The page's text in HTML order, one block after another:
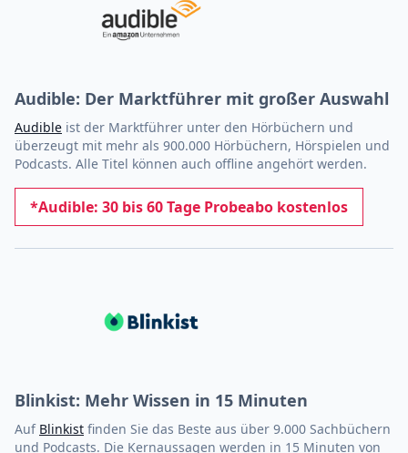
Audible: Der Marktführer mit großer Auswahl
Audible ist der Marktführer unter den Hörbüchern und
überzeugt mit mehr als 900.000 Hörbüchern, Hörspielen und
Podcasts. Alle Titel können auch offline angehört werden.
*Audible: 30 bis 60 Tage Probeabo kostenlos
Blinkist: Mehr Wissen in 15 Minuten
Auf Blinkist finden Sie das Beste aus über 9.000 Sachbüchern
und Podcasts. Die Kernaussagen werden in 15 Minuten von